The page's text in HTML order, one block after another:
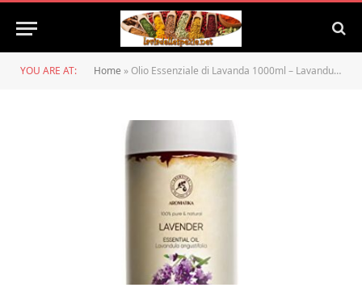
YOU ARE AT: Home » Olio Essenziale di Lavanda 1000ml – Lavandula Angustifolia – Oli Essenziali per Aromaterapia – Oli Essenziali per Candele, Corpo, Capelli, Calmante – Aromi per Diffusori – Deodorante Armadio